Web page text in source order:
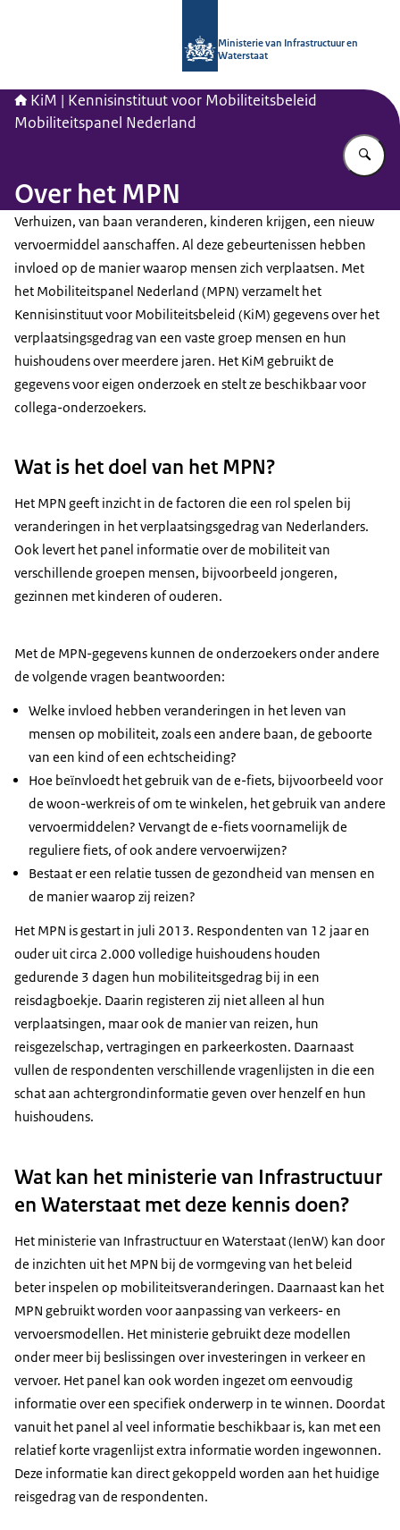
Ministerie van Infrastructuur en
Waterstaat
KiM | Kennisinstituut voor Mobiliteitsbeleid
Mobiliteitspanel Nederland
Over het MPN
Verhuizen, van baan veranderen, kinderen krijgen, een nieuw
vervoermiddel aanschaffen. Al deze gebeurtenissen hebben
invloed op de manier waarop mensen zich verplaatsen. Met
het Mobiliteitspanel Nederland (MPN) verzamelt het
Kennisinstituut voor Mobiliteitsbeleid (KiM) gegevens over het
verplaatsingsgedrag van een vaste groep mensen en hun
huishoudens over meerdere jaren. Het KiM gebruikt de
gegevens voor eigen onderzoek en stelt ze beschikbaar voor
collega-onderzoekers.
Wat is het doel van het MPN?
Het MPN geeft inzicht in de factoren die een rol spelen bij
veranderingen in het verplaatsingsgedrag van Nederlanders.
Ook levert het panel informatie over de mobiliteit van
verschillende groepen mensen, bijvoorbeeld jongeren,
gezinnen met kinderen of ouderen.
Met de MPN-gegevens kunnen de onderzoekers onder andere
de volgende vragen beantwoorden:
Welke invloed hebben veranderingen in het leven van
mensen op mobiliteit, zoals een andere baan, de geboorte
van een kind of een echtscheiding?
Hoe beïnvloedt het gebruik van de e-fiets, bijvoorbeeld voor
de woon-werkreis of om te winkelen, het gebruik van andere
vervoermiddelen? Vervangt de e-fiets voornamelijk de
reguliere fiets, of ook andere vervoerwijzen?
Bestaat er een relatie tussen de gezondheid van mensen en
de manier waarop zij reizen?
Het MPN is gestart in juli 2013. Respondenten van 12 jaar en
ouder uit circa 2.000 volledige huishoudens houden
gedurende 3 dagen hun mobiliteitsgedrag bij in een
reisdagboekje. Daarin registeren zij niet alleen al hun
verplaatsingen, maar ook de manier van reizen, hun
reisgezelschap, vertragingen en parkeerkosten. Daarnaast
vullen de respondenten verschillende vragenlijsten in die een
schat aan achtergrondinformatie geven over henzelf en hun
huishoudens.
Wat kan het ministerie van Infrastructuur
en Waterstaat met deze kennis doen?
Het ministerie van Infrastructuur en Waterstaat (IenW) kan door
de inzichten uit het MPN bij de vormgeving van het beleid
beter inspelen op mobiliteitsveranderingen. Daarnaast kan het
MPN gebruikt worden voor aanpassing van verkeers- en
vervoersmodellen. Het ministerie gebruikt deze modellen
onder meer bij beslissingen over investeringen in verkeer en
vervoer. Het panel kan ook worden ingezet om eenvoudig
informatie over een specifiek onderwerp in te winnen. Doordat
vanuit het panel al veel informatie beschikbaar is, kan met een
relatief korte vragenlijst extra informatie worden ingewonnen.
Deze informatie kan direct gekoppeld worden aan het huidige
reisgedrag van de respondenten.